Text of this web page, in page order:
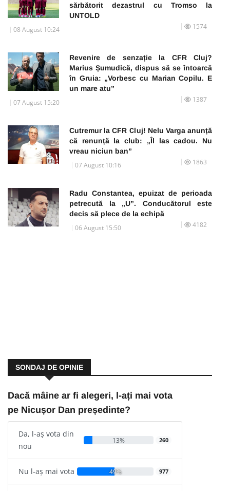
sărbătorit dezastrul cu Tromso la
UNTOLD
08 August 10:24 1574
Revenire de senzație la CFR Cluj?
Marius Șumudică, dispus să se întoarcă
în Gruia: „Vorbesc cu Marian Copilu. E
un mare atu”
07 August 15:20 1387
Cutremur la CFR Cluj! Nelu Varga anunță
că renunță la club: „Îl las cadou. Nu
vreau niciun ban”
07 August 10:16 1863
Radu Constantea, epuizat de perioada
petrecută la „U”. Conducătorul este
decis să plece de la echipă
06 August 15:50 4182
SONDAJ DE OPINIE
Dacă mâine ar fi alegeri, l-ați mai vota
pe Nicușor Dan președinte?
Da, l-aș vota din
nou
13% 260
Nu l-aș mai vota 49% 977